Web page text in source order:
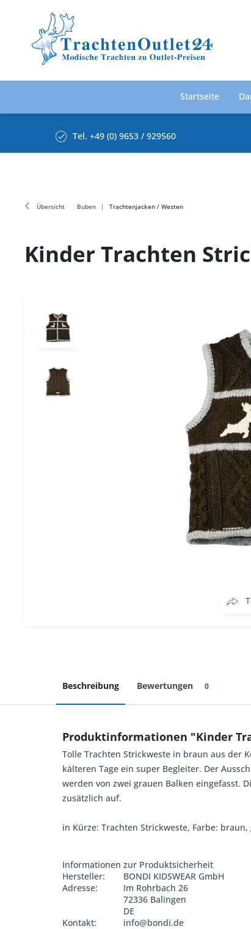
Startseite
Tel. +49 (0) 9653 / 929560
Übersicht Buben Trachtenjacken / Westen
Kinder Trachten
Beschreibung Bewertungen 0
Produktinformationen "Kinder
Tolle Trachten Strickweste in braun aus der
kälteren Tage ein super Begleiter. Der
werden von zwei grauen Balken eingefasst.
zusätzlich auf.
in Kürze: Trachten Strickweste, Farbe:
Informationen zur Produktsicherheit
Hersteller:
BONDI KIDSWEAR GmbH
Adresse:
Im Rohrbach 26
72336 Balingen
DE
Kontakt:
info@bondi.de